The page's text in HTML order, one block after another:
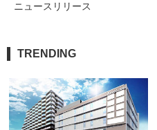
ニュースリリース
TRENDING